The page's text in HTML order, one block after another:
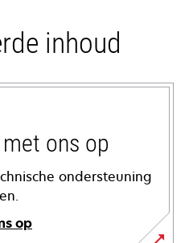
inhoud
ons op
ondersteuning
op